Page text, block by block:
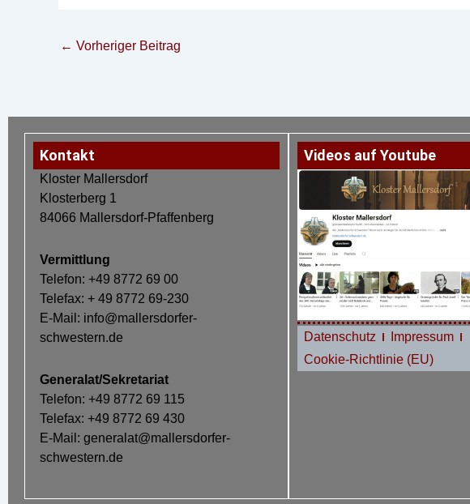
← Vorheriger Beitrag
Kontakt
Kloster Mallersdorf
Klosterberg 1
84066 Mallersdorf-Pfaffenberg
Vermittlung
Telefon: +49 8772 69 00
Telefax: + 49 8772 69-230
E-Mail: info@mallersdorfer-
schwestern.de
Generalat/Sekretariat
Telefon: +49 8772 69 115
Telefax: +49 8772 69 430
E-Mail: generalat@mallersdorfer-
schwestern.de
Videos auf Youtube
Datenschutz
Impressum
Cookie-Richtlinie (EU)